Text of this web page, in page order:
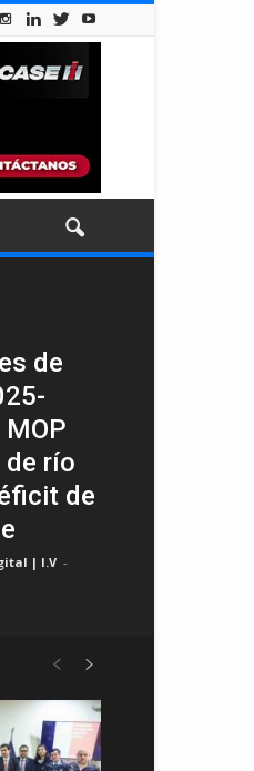
de
de río
de
| I.V -